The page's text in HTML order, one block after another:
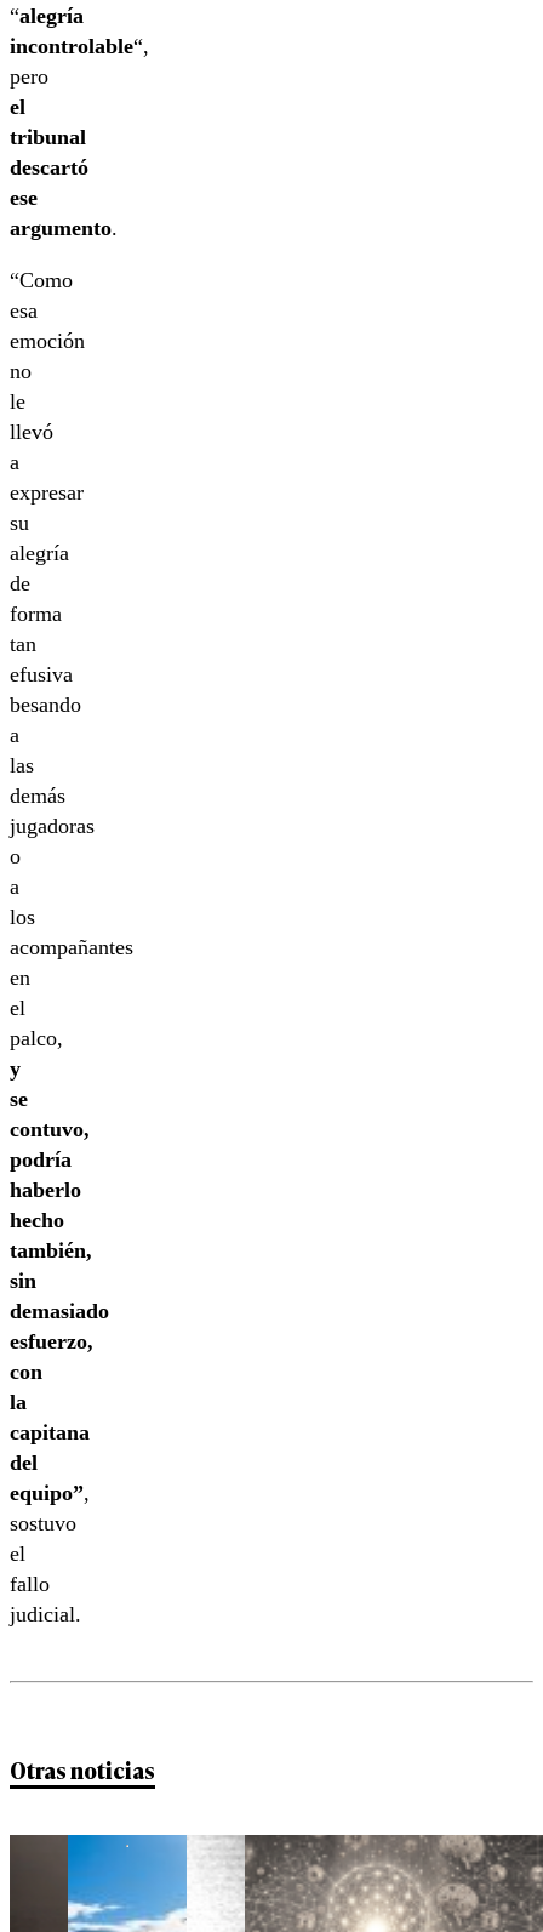
“alegría
incontrolable“,
pero
el
tribunal
descartó
ese
argumento.
“Como
esa
emoción
no
le
llevó
a
expresar
su
alegría
de
forma
tan
efusiva
besando
a
las
demás
jugadoras
o
a
los
acompañantes
en
el
palco,
y
se
contuvo,
podría
haberlo
hecho
también,
sin
demasiado
esfuerzo,
con
la
capitana
del
equipo”,
sostuvo
el
fallo
judicial.
Otras noticias